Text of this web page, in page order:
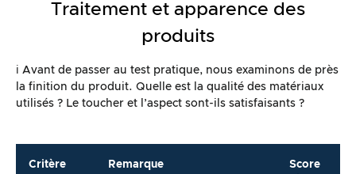
Traitement et apparence des
produits
ℹ️ Avant de passer au test pratique, nous examinons de près
la finition du produit. Quelle est la qualité des matériaux
utilisés ? Le toucher et l’aspect sont-ils satisfaisants ?
Critère Remarque
Score